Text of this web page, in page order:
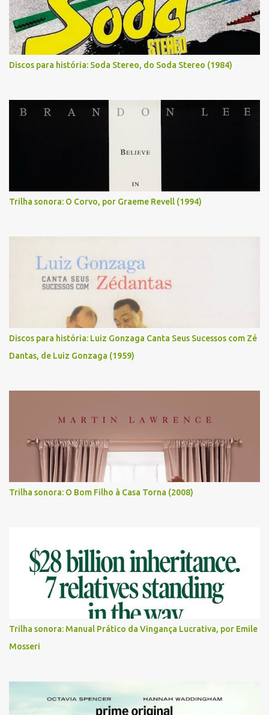
Discos para história: Soda Stereo, do Soda Stereo (1984)
Trilha sonora: O Corvo, por Graeme Revell (1994)
Discos para história: Luiz Gonzaga Canta Seus Sucessos com Zé
Dantas, de Luiz Gonzaga (1959)
Trilha sonora: O Bom Filho à Casa Torna (2008)
Trilha sonora: Manual Prático da Vingança Lucrativa, por Emile
Mosseri